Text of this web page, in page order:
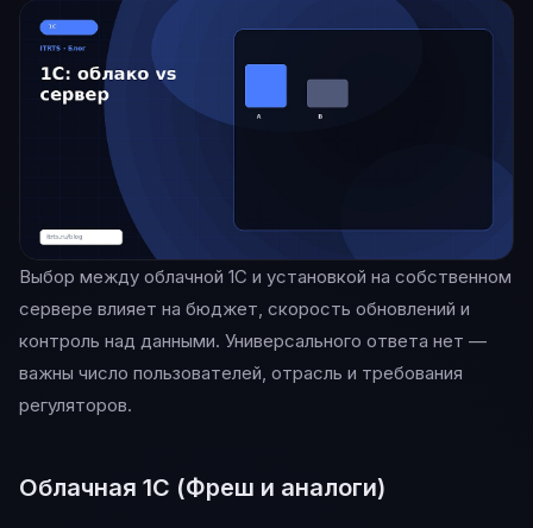
Выбор между облачной 1С и установкой на собственном
сервере влияет на бюджет, скорость обновлений и
контроль над данными. Универсального ответа нет —
важны число пользователей, отрасль и требования
регуляторов.
Облачная 1С (Фреш и аналоги)